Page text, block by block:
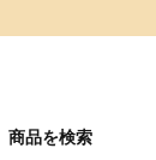
商品を検索